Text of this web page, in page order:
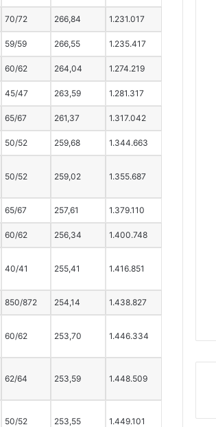
70/72 266,84 1.231.017
59/59 266,55 1.235.417
60/62 264,04 1.274.219
45/47 263,59 1.281.317
65/67 261,37 1.317.042
50/52 259,68 1.344.663
50/52 259,02 1.355.687
65/67 257,61 1.379.110
60/62 256,34 1.400.748
40/41 255,41 1.416.851
850/872 254,14 1.438.827
60/62 253,70 1.446.334
62/64 253,59 1.448.509
50/52 253,55 1.449.101